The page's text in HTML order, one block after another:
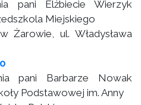
pani Elżbiecie Wierzyk
Miejskiego
Żarowie, ul. Władysława
pani Barbarze Nowak
Podstawowej im. Anny